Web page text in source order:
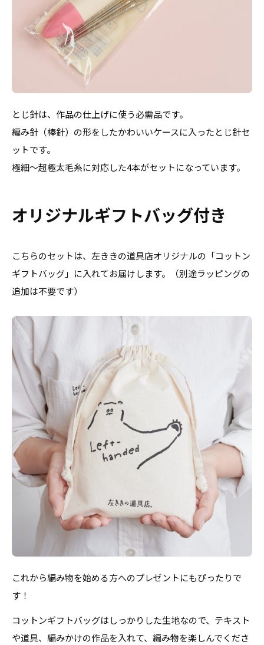
とじ針は、作品の仕上げに使う必需品です。
編み針（棒針）の形をしたかわいいケースに入ったとじ針セ
ットです。
極細～超極太毛糸に対応した4本がセットになっています。
オリジナルギフトバッグ付き
こちらのセットは、左ききの道具店オリジナルの「コットン
ギフトバッグ」に入れてお届けします。（別途ラッピングの
追加は不要です）
これから編み物を始める方へのプレゼントにもぴったりで
す！
コットンギフトバッグはしっかりした生地なので、テキスト
や道具、編みかけの作品を入れて、編み物を楽しんでくださ